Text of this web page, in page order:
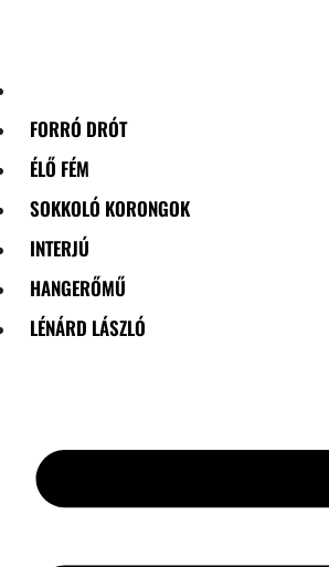
FORRÓ DRÓT
ÉLŐ FÉM
SOKKOLÓ KORONGOK
INTERJÚ
HANGERŐMŰ
LÉNÁRD LÁSZLÓ